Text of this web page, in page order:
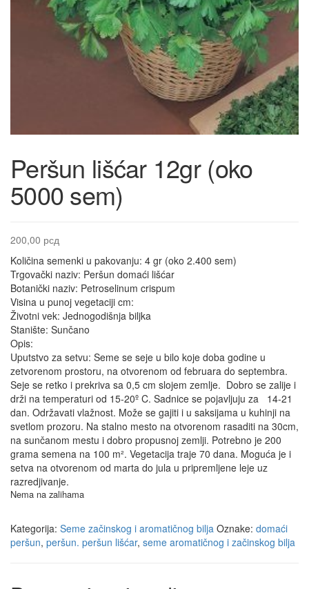
Peršun lišćar 12gr (oko
5000 sem)
200,00 рсд
Količina semenki u pakovanju: 4 gr (oko 2.400 sem)
Trgovački naziv: Peršun domaći lišćar
Botanički naziv: Petroselinum crispum
Visina u punoj vegetaciji cm:
Životni vek: Jednogodišnja biljka
Stanište: Sunčano
Opis:
Uputstvo za setvu: Seme se seje u bilo koje doba godine u
zetvorenom prostoru, na otvorenom od februara do septembra.
Seje se retko i prekriva sa 0,5 cm slojem zemlje. Dobro se zalije i
drži na temperaturi od 15-20º C. Sadnice se pojavljuju za 14-21
dan. Održavati vlažnost. Može se gajiti i u saksijama u kuhinji na
svetlom prozoru. Na stalno mesto na otvorenom rasaditi na 30cm,
na sunčanom mestu i dobro propusnoj zemlji. Potrebno je 200
grama semena na 100 m². Vegetacija traje 70 dana. Moguća je i
setva na otvorenom od marta do jula u pripremljene leje uz
razredjivanje.
Nema na zalihama
Kategorija: Seme začinskog i aromatičnog bilja Oznake: domaći
peršun, peršun. peršun lišćar, seme aromatičnog i začinskog bilja